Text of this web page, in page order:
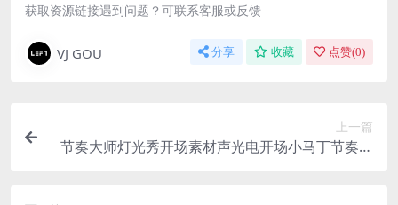
获取资源链接遇到问题？可联系客服或反馈
VJ GOU 分享 收藏 点赞(0)
上一篇
节奏大师灯光秀开场素材声光电开场小马丁节奏大